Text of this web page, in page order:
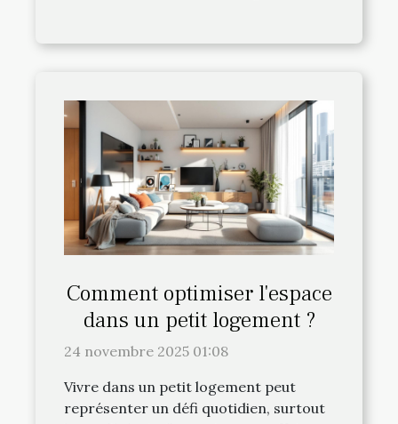
Comment optimiser l'espace
dans un petit logement ?
24 novembre 2025 01:08
Vivre dans un petit logement peut
représenter un défi quotidien, surtout